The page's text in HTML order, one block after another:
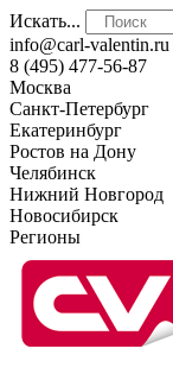
Искать...
info@carl-valentin.ru
8 (495) 477-56-87
Москва
Санкт-Петербург
Екатеринбург
Ростов на Дону
Челябинск
Нижний Новгород
Новосибирск
Регионы